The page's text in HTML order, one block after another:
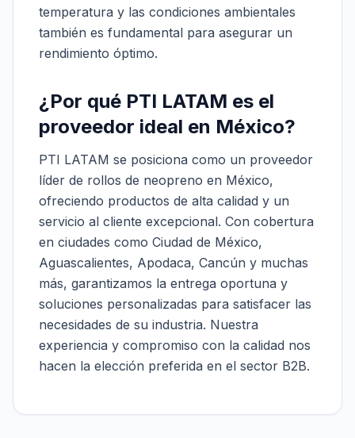
temperatura y las condiciones ambientales
también es fundamental para asegurar un
rendimiento óptimo.
¿Por qué PTI LATAM es el
proveedor ideal en México?
PTI LATAM se posiciona como un proveedor
líder de rollos de neopreno en México,
ofreciendo productos de alta calidad y un
servicio al cliente excepcional. Con cobertura
en ciudades como Ciudad de México,
Aguascalientes, Apodaca, Cancún y muchas
más, garantizamos la entrega oportuna y
soluciones personalizadas para satisfacer las
necesidades de su industria. Nuestra
experiencia y compromiso con la calidad nos
hacen la elección preferida en el sector B2B.